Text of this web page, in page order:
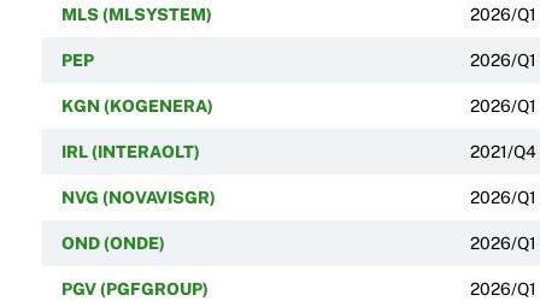
MLS (MLSYSTEM) 2026/Q1
PEP 2026/Q1
KGN (KOGENERA) 2026/Q1
IRL (INTERAOLT) 2021/Q4
NVG (NOVAVISGR) 2026/Q1
OND (ONDE) 2026/Q1
PGV (PGFGROUP) 2026/Q1